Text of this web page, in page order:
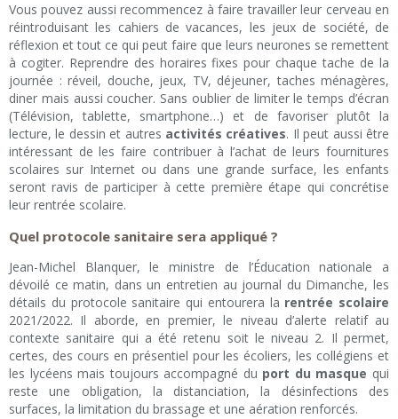
Vous pouvez aussi recommencez à faire travailler leur cerveau en
réintroduisant les cahiers de vacances, les jeux de société, de
réflexion et tout ce qui peut faire que leurs neurones se remettent
à cogiter. Reprendre des horaires fixes pour chaque tache de la
journée : réveil, douche, jeux, TV, déjeuner, taches ménagères,
diner mais aussi coucher. Sans oublier de limiter le temps d’écran
(Télévision, tablette, smartphone…) et de favoriser plutôt la
lecture, le dessin et autres activités créatives. Il peut aussi être
intéressant de les faire contribuer à l’achat de leurs fournitures
scolaires sur Internet ou dans une grande surface, les enfants
seront ravis de participer à cette première étape qui concrétise
leur rentrée scolaire.
Quel protocole sanitaire sera appliqué ?
Jean-Michel Blanquer, le ministre de l’Éducation nationale a
dévoilé ce matin, dans un entretien au journal du Dimanche, les
détails du protocole sanitaire qui entourera la rentrée scolaire
2021/2022. Il aborde, en premier, le niveau d’alerte relatif au
contexte sanitaire qui a été retenu soit le niveau 2. Il permet,
certes, des cours en présentiel pour les écoliers, les collégiens et
les lycéens mais toujours accompagné du port du masque qui
reste une obligation, la distanciation, la désinfections des
surfaces, la limitation du brassage et une aération renforcés.